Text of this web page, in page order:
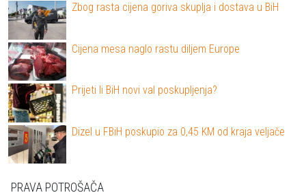
Zbog rasta cijena goriva skuplja i dostava u BiH
Cijena mesa naglo rastu diljem Europe
Prijeti li BiH novi val poskupljenja?
Dizel u FBiH poskupio za 0,45 KM od kraja veljače
PRAVA POTROŠAČA